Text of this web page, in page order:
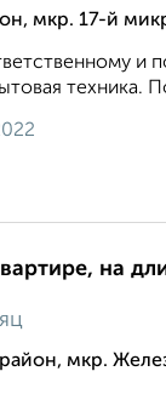
мкр. 17-й
и
техника.
на
мкр.